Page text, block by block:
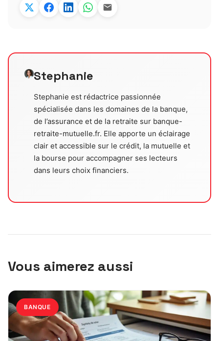
Stephanie
Stephanie est rédactrice passionnée
spécialisée dans les domaines de la banque,
de l’assurance et de la retraite sur banque-
retraite-mutuelle.fr. Elle apporte un éclairage
clair et accessible sur le crédit, la mutuelle et
la bourse pour accompagner ses lecteurs
dans leurs choix financiers.
Vous aimerez aussi
BANQUE